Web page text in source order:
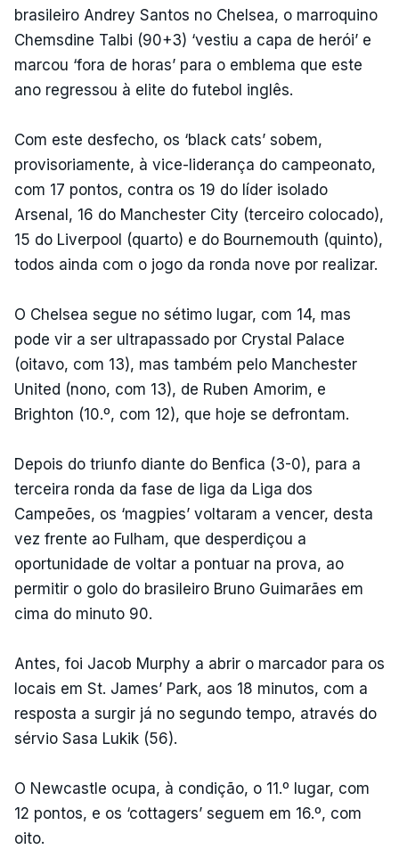
brasileiro Andrey Santos no Chelsea, o marroquino
Chemsdine Talbi (90+3) ‘vestiu a capa de herói’ e
marcou ‘fora de horas’ para o emblema que este
ano regressou à elite do futebol inglês.
Com este desfecho, os ‘black cats’ sobem,
provisoriamente, à vice-liderança do campeonato,
com 17 pontos, contra os 19 do líder isolado
Arsenal, 16 do Manchester City (terceiro colocado),
15 do Liverpool (quarto) e do Bournemouth (quinto),
todos ainda com o jogo da ronda nove por realizar.
O Chelsea segue no sétimo lugar, com 14, mas
pode vir a ser ultrapassado por Crystal Palace
(oitavo, com 13), mas também pelo Manchester
United (nono, com 13), de Ruben Amorim, e
Brighton (10.º, com 12), que hoje se defrontam.
Depois do triunfo diante do Benfica (3-0), para a
terceira ronda da fase de liga da Liga dos
Campeões, os ‘magpies’ voltaram a vencer, desta
vez frente ao Fulham, que desperdiçou a
oportunidade de voltar a pontuar na prova, ao
permitir o golo do brasileiro Bruno Guimarães em
cima do minuto 90.
Antes, foi Jacob Murphy a abrir o marcador para os
locais em St. James’ Park, aos 18 minutos, com a
resposta a surgir já no segundo tempo, através do
sérvio Sasa Lukik (56).
O Newcastle ocupa, à condição, o 11.º lugar, com
12 pontos, e os ‘cottagers’ seguem em 16.º, com
oito.